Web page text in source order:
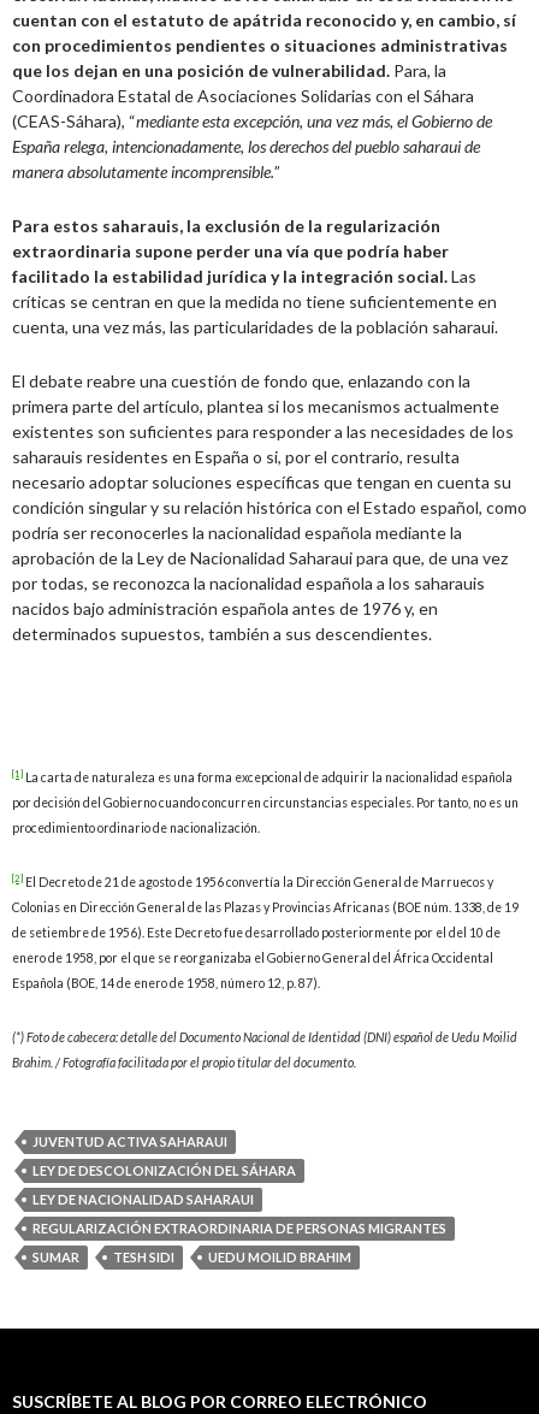
cuentan con el estatuto de apátrida reconocido y, en cambio, sí
con procedimientos pendientes o situaciones administrativas
que los dejan en una posición de vulnerabilidad. Para, la
Coordinadora Estatal de Asociaciones Solidarias con el Sáhara
(CEAS-Sáhara), “mediante esta excepción, una vez más, el Gobierno de
España relega, intencionadamente, los derechos del pueblo saharaui de
manera absolutamente incomprensible.”
Para estos saharauis, la exclusión de la regularización
extraordinaria supone perder una vía que podría haber
facilitado la estabilidad jurídica y la integración social.Las
críticas se centran en que la medida no tiene suficientemente en
cuenta, una vez más, las particularidades de la población saharaui.
El debate reabre una cuestión de fondo que, enlazando con la
primera parte del artículo, plantea si los mecanismos actualmente
existentes son suficientes para responder a las necesidades de los
saharauis residentes en España o si, por el contrario, resulta
necesario adoptar soluciones específicas que tengan en cuenta su
condición singular y su relación histórica con el Estado español, como
podría ser reconocerles la nacionalidad española mediante la
aprobación de la Ley de Nacionalidad Saharaui para que, de una vez
por todas, se reconozca la nacionalidad española a los saharauis
nacidos bajo administración española antes de 1976 y, en
determinados supuestos, también a sus descendientes.
[1] La carta de naturaleza es una forma excepcional de adquirir la nacionalidad española
por decisión del Gobierno cuando concurren circunstancias especiales. Por tanto, no es un
procedimiento ordinario de nacionalización.
[2] El Decreto de 21 de agosto de 1956 convertía la Dirección General de Marruecos y
Colonias en Dirección General de las Plazas y Provincias Africanas (BOE núm. 1338, de 19
de setiembre de 1956). Este Decreto fue desarrollado posteriormente por el del 10 de
enero de 1958, por el que se reorganizaba el Gobierno General del África Occidental
Española (BOE, 14 de enero de 1958, número 12, p. 87).
(*) Foto de cabecera: detalle del Documento Nacional de Identidad (DNI) español de Uedu Moilid
Brahim. / Fotografía facilitada por el propio titular del documento.
JUVENTUD ACTIVA SAHARAUI
LEY DE DESCOLONIZACIÓN DEL SÁHARA
LEY DE NACIONALIDAD SAHARAUI
REGULARIZACIÓN EXTRAORDINARIA DE PERSONAS MIGRANTES
SUMAR
TESH SIDI UEDU MOILID BRAHIM
SUSCRÍBETE AL BLOG POR CORREO ELECTRÓNICO